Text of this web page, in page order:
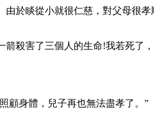
於睒從小就很仁慈，對父母很孝
殺害了三個人的生命!我若死了
身體，兒子再也無法盡孝了。”